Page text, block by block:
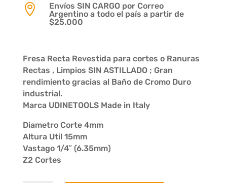

Envíos SIN CARGO por Correo
Argentino a todo el país a partir de
$25.000
Fresa Recta Revestida para cortes o Ranuras
Rectas , Limpios SIN ASTILLADO ; Gran
rendimiento gracias al Baño de Cromo Duro
industrial.
Marca UDINETOOLS Made in Italy
Diametro Corte 4mm
Altura Util 15mm
Vastago 1/4″ (6.35mm)
Z2 Cortes